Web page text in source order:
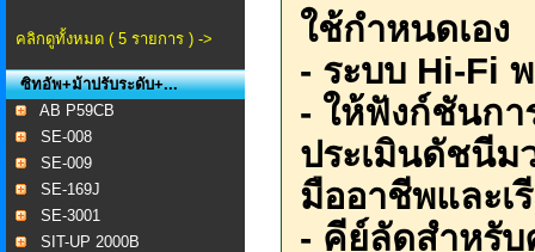
คลิกดูทั้งหมด ( 5 รายการ ) ->
ซิทอัพ+ม้าปรับระดับ+...
AB P59CB
SE-008 ​
SE-009
SE-169J
SE-3001
SIT-UP 2000B
ใช้กำหนดเอง
- ระบบ Hi-Fi
- ให้ฟังก์ชันกา
ประเมินดัชนีม
มืออาชีพและเ
- คีย์ลัดสำหรับ